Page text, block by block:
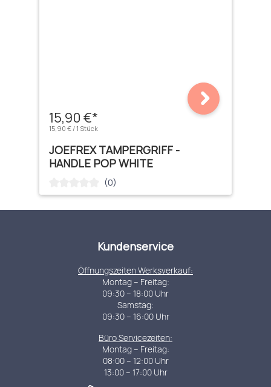
15,90 €*
15,90 € / 1 Stück
JOEFREX TAMPERGRIFF -
HANDLE POP WHITE
Durchschnittliche Bewertung von 0 von 5 Sternen
(0)
Kundenservice
Öffnungszeiten Werksverkauf:
Montag – Freitag:
09:30 – 18:00 Uhr
Samstag:
09:30 – 16:00 Uhr
Büro Servicezeiten:
Montag – Freitag:
08:00 – 12:00 Uhr
13:00 – 17:00 Uhr